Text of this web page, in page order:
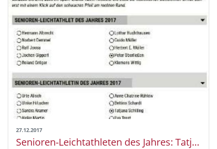
27.12.2017
Senioren-Leichtathleten des Jahres: Tatjana Schilling und Peter Oberließen stehen zur Wahl